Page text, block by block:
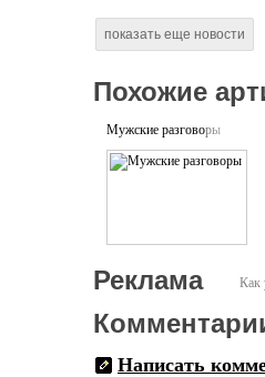
показать еще новости
Похожие
Мужские разговоры
Как
Реклама
Написать